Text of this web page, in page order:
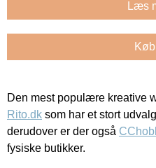
Læs
Den mest populære kreative
Rito.dk som har et stort
derudover er der også
fysiske butikker.